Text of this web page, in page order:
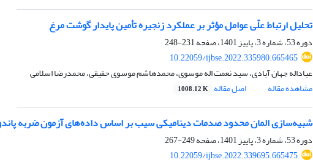
تحلیل ارتباط علّی عوامل مؤثر بر عملکرد زنجیره تأمین پایدار گوشت مرغ
دوره 53، شماره 3، پاییز 1401، صفحه
231-248
10.22059/ijbse.2022.335980.665465
عباداله جهان آبادی، سید نعمت اله موسوی، محمدهاشم موسوی حقیقی، محمدرضا اسلامی
مشاهده مقاله
اصل مقاله 1008.12 K
شبیه‌سازی المان محدود صدمات دینامیکی سیب بر اساس داده‌های آزمون ضربه
دوره 53، شماره 3، پاییز 1401، صفحه
249-267
10.22059/ijbse.2022.339695.665475